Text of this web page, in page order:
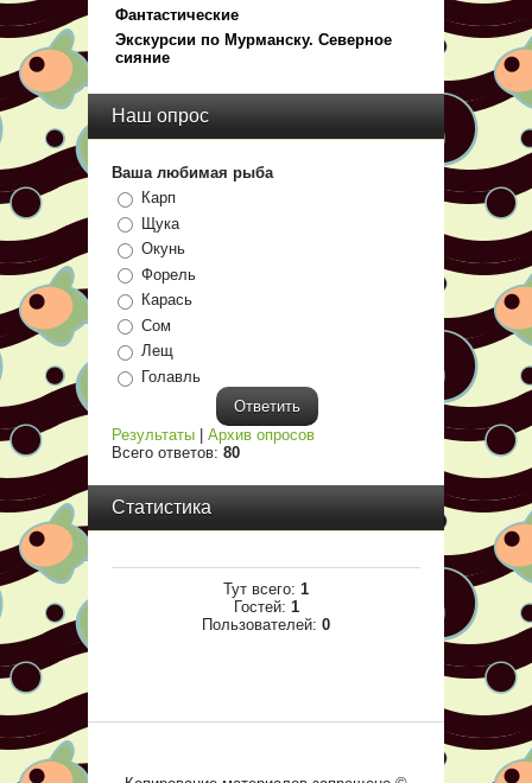
Фантастические
Экскурсии по Мурманску. Северное
сияние
Наш опрос
Ваша любимая рыба
Карп
Щука
Окунь
Форель
Карась
Сом
Лещ
Голавль
Результаты | Архив опросов
Всего ответов: 80
Статистика
Тут всего: 1
Гостей: 1
Пользователей: 0